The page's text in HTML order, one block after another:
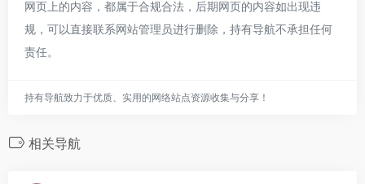
网页上的内容，都属于合规合法，后期网页的内容如出现违
规，可以直接联系网站管理员进行删除，持有导航不承担任何
责任。
持有导航致力于优质、实用的网络站点资源收集与分享！
相关导航